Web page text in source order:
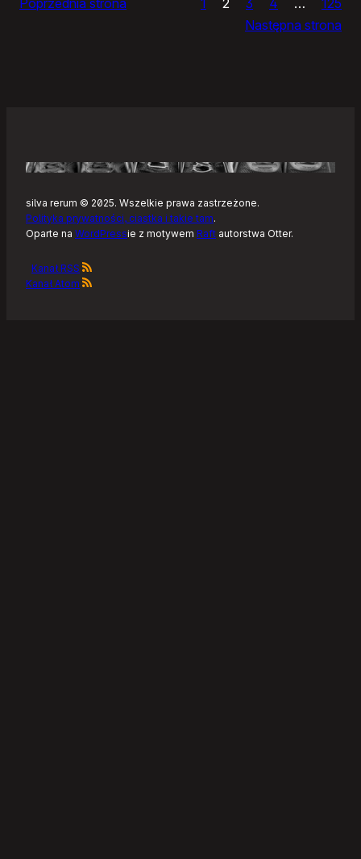
Następna strona
silva rerum © 2025. Wszelkie prawa zastrzeżone.
Polityka prywatności, ciastka i takie tam.
Oparte na WordPressie z motywem Raft autorstwa Otter.
Kanał RSS
Kanał Atom